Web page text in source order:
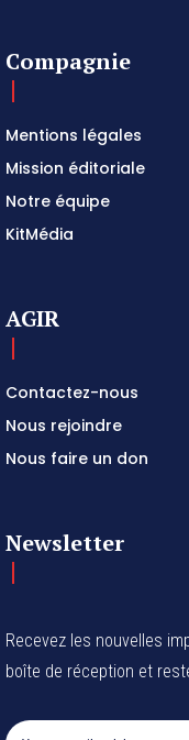
Compagnie
Mentions légales
Mission éditoriale
Notre équipe
KitMédia
AGIR
Contactez-nous
Nous rejoindre
Nous faire un don
Newsletter
Recevez les nouvelles
boîte de réception et